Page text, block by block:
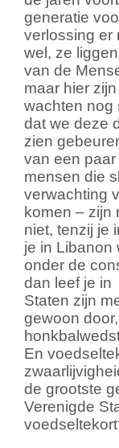
generatie
verlossing er
wel, ze
van de
maar hier
wachten nog
dat we deze
zien
van een paar
mensen die
verwachting
komen – zijn
niet, tenzij je
je in Libanon
onder de
dan leef je in
Staten zijn
gewoon
En
de grootste
Verenigde